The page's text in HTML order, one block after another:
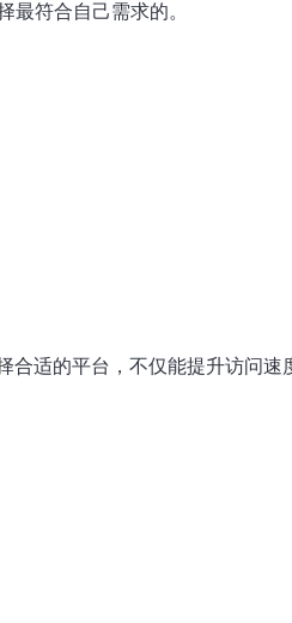
最符合自己需求的。
合适的平台，不仅能提升访问